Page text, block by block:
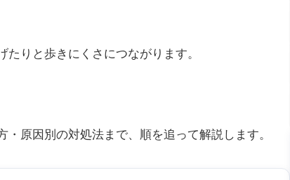
りと歩きにくさにつながります。
原因別の対処法まで、順を追って解説します。